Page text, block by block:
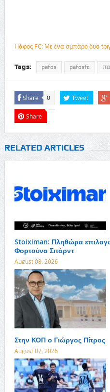
Πάφος FC: Με ένα σμπάρο δυο
Tags: pafos pafosfc
Share 0 Tweet
Share
RELATED ARTICLES
Stoiximan: Πληθώρα
Φορτούνα Σιτάρντ
August 08, 2026
Στην ΚΟΠ ο Γιώργος Πίτρος
August 07, 2026